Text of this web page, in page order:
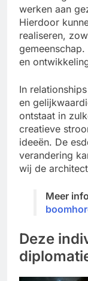
werken aan
Hierdoor
realiseren,
en
In
en
ontstaat in
creatieve
ideeën. De
verandering
wij de
Meer
Deze